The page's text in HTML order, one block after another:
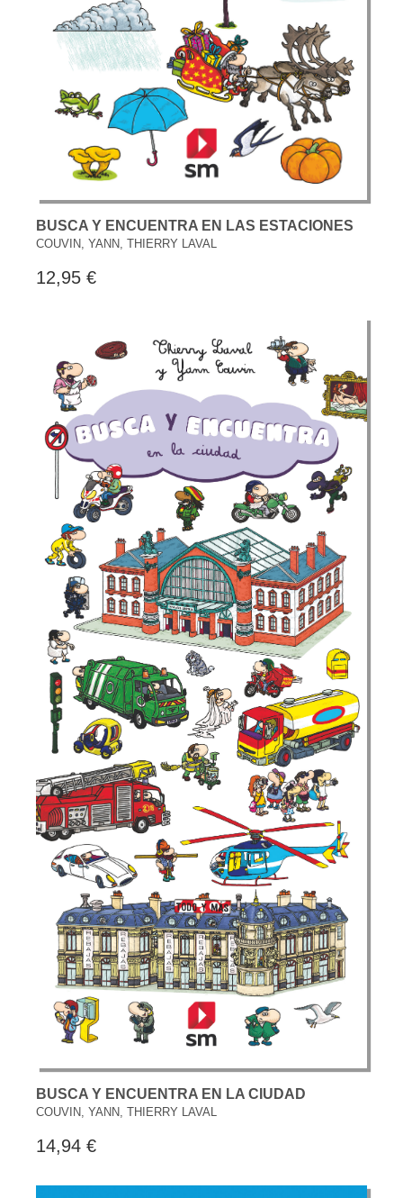
BUSCA Y ENCUENTRA EN LAS ESTACIONES
COUVIN, YANN, THIERRY LAVAL
12,95 €
BUSCA Y ENCUENTRA EN LA CIUDAD
COUVIN, YANN, THIERRY LAVAL
14,94 €